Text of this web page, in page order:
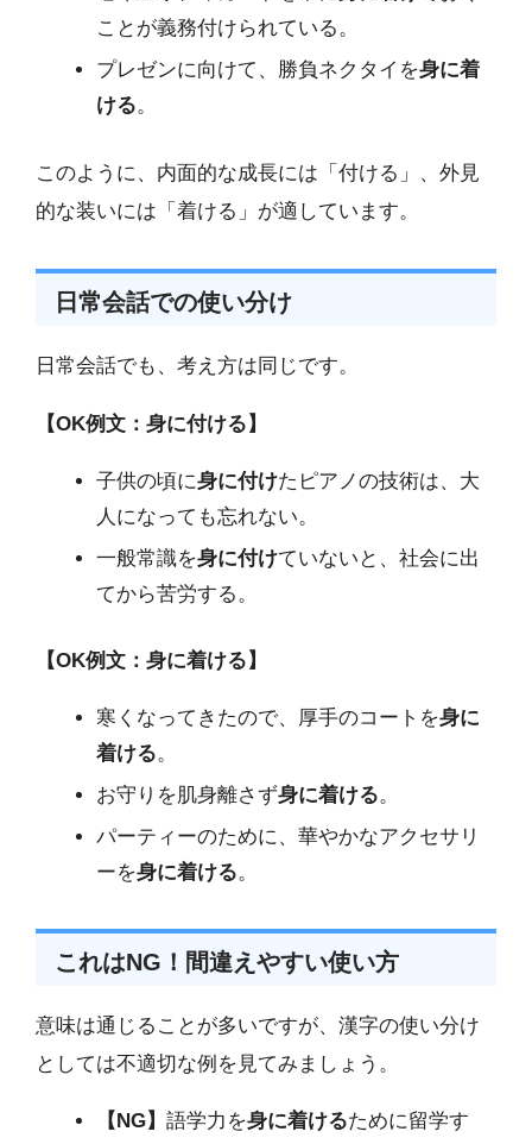
ことが義務付けられている。
プレゼンに向けて、勝負ネクタイを身に着
ける。
このように、内面的な成長には「付ける」、外見
的な装いには「着ける」が適しています。
日常会話での使い分け
日常会話でも、考え方は同じです。
【OK例文：身に付ける】
子供の頃に身に付けたピアノの技術は、大
人になっても忘れない。
一般常識を身に付けていないと、社会に出
てから苦労する。
【OK例文：身に着ける】
寒くなってきたので、厚手のコートを身に
着ける。
お守りを肌身離さず身に着ける。
パーティーのために、華やかなアクセサリ
ーを身に着ける。
これはNG！間違えやすい使い方
意味は通じることが多いですが、漢字の使い分け
としては不適切な例を見てみましょう。
【NG】 語学力を身に着けるために留学す